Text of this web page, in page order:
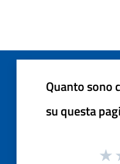
Quanto sono
su questa